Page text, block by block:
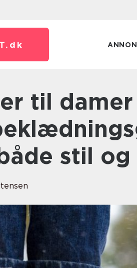
dk
stil